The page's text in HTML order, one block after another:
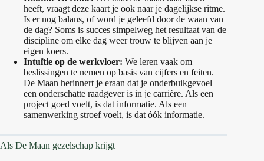
heeft, vraagt deze kaart je ook naar je dagelijkse ritme.
Is er nog balans, of word je geleefd door de waan van
de dag? Soms is succes simpelweg het resultaat van de
discipline om elke dag weer trouw te blijven aan je
eigen koers.
Intuïtie op de werkvloer: We leren vaak om
beslissingen te nemen op basis van cijfers en feiten.
De Maan herinnert je eraan dat je onderbuikgevoel
een onderschatte raadgever is in je carrière. Als een
project goed voelt, is dat informatie. Als een
samenwerking stroef voelt, is dat óók informatie.
Als De Maan gezelschap krijgt